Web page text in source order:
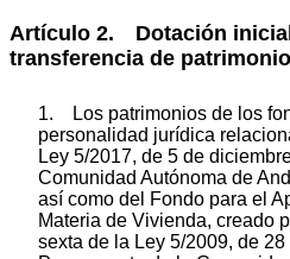
Artículo 2. Dotación
transferencia de
1. Los patrimonios de los
personalidad jurídica
Ley 5/2017, de 5 de
Comunidad Autónoma de
así como del Fondo para el
Materia de Vivienda, creado
sexta de la Ley 5/2009, de 28